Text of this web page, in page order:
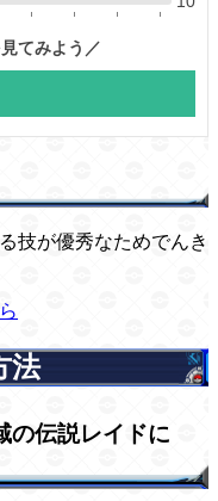
技が優秀なためでんき
法
の伝説レイドに